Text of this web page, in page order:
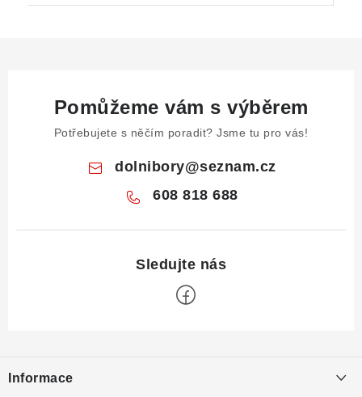
Pomůžeme vám s výběrem
Potřebujete s něčím poradit? Jsme tu pro vás!
dolnibory@seznam.cz
608 818 688
pInformace